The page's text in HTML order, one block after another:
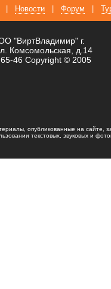
Новости Форум
"ВиртВладимир" г.
Комсомольская, д.14
46 Copyright © 2005
опубликованные на сайте,
текстовых, звуковых и